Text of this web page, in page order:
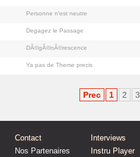
Personne n'est neutre
Degagez le Passage
DÃ©gÃ©nÃ©rescence
Ya pas de Theme precis
Prec 1 2 3
Contact
Nos Partenaires
Interviews
Instru Player